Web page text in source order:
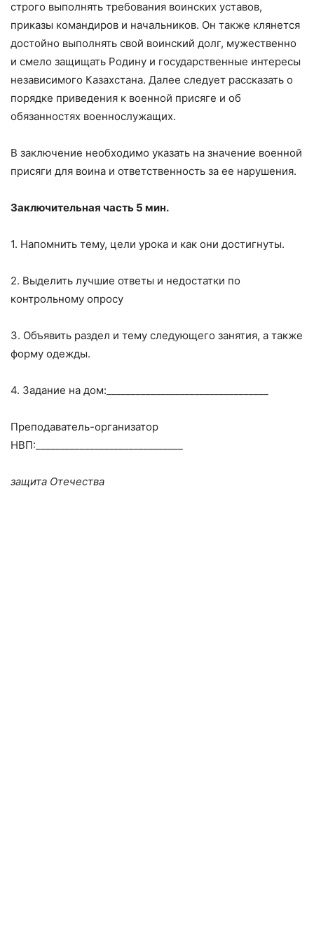
строго выполнять требования воинских уставов,
приказы командиров и начальников. Он также клянется
достойно выполнять свой воинский долг, мужественно
и смело защищать Родину и государственные интересы
независимого Казахстана. Далее следует рассказать о
порядке приведения к военной присяге и об
обязанностях военнослужащих.
В заключение необходимо указать на значение военной
присяги для воина и ответственность за ее нарушения.
Заключительная часть 5 мин.
1. Напомнить тему, цели урока и как они достигнуты.
2. Выделить лучшие ответы и недостатки по
контрольному опросу
3. Объявить раздел и тему следующего занятия, а также
форму одежды.
4. Задание на дом:_________________________________
Преподаватель-организатор
НВП:______________________________
защита Отечества